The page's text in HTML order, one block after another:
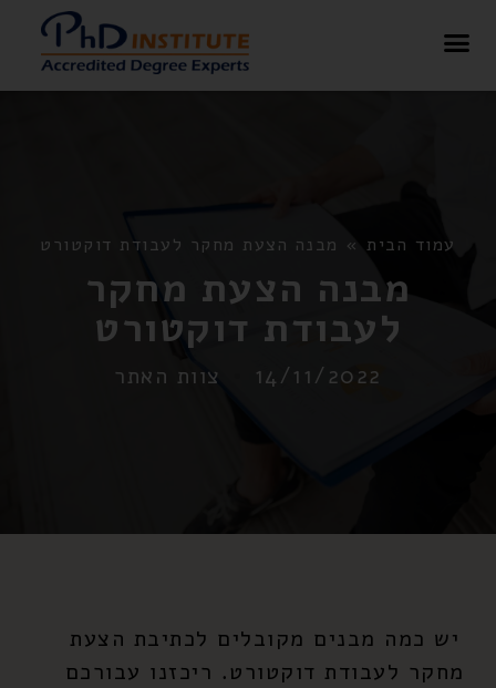
עמוד הבית » מבנה הצעת מחקר לעבודת דוקטורט
מבנה הצעת מחקר
לעבודת דוקטורט
14/11/2022 צוות האתר
יש כמה מבנים מקובלים לכתיבת הצעת
מחקר לעבודת דוקטורט. ריכזנו עבורכם